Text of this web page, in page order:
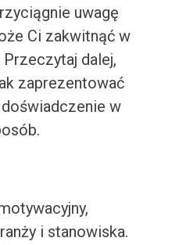
uwagę
Ci zakwitnąć w
dalej,
zaprezentować
w
i stanowiska.